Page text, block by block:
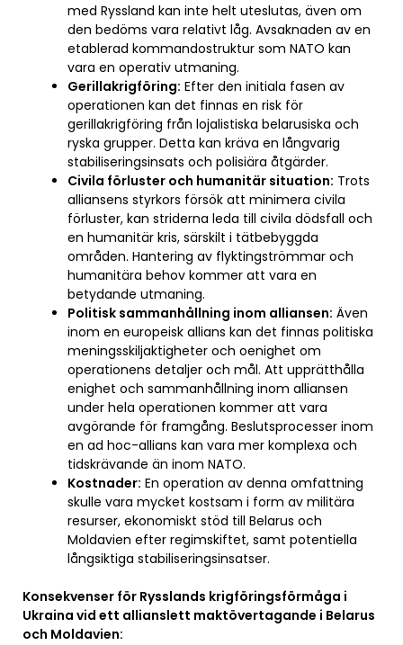
med Ryssland kan inte helt uteslutas, även om
den bedöms vara relativt låg. Avsaknaden av en
etablerad kommandostruktur som NATO kan
vara en operativ utmaning.
Gerillakrigföring: Efter den initiala fasen av
operationen kan det finnas en risk för
gerillakrigföring från lojalistiska belarusiska och
ryska grupper. Detta kan kräva en långvarig
stabiliseringsinsats och polisiära åtgärder.
Civila förluster och humanitär situation: Trots
alliansens styrkors försök att minimera civila
förluster, kan striderna leda till civila dödsfall och
en humanitär kris, särskilt i tätbebyggda
områden. Hantering av flyktingströmmar och
humanitära behov kommer att vara en
betydande utmaning.
Politisk sammanhållning inom alliansen: Även
inom en europeisk allians kan det finnas politiska
meningsskiljaktigheter och oenighet om
operationens detaljer och mål. Att upprätthålla
enighet och sammanhållning inom alliansen
under hela operationen kommer att vara
avgörande för framgång. Beslutsprocesser inom
en ad hoc-allians kan vara mer komplexa och
tidskrävande än inom NATO.
Kostnader: En operation av denna omfattning
skulle vara mycket kostsam i form av militära
resurser, ekonomiskt stöd till Belarus och
Moldavien efter regimskiftet, samt potentiella
långsiktiga stabiliseringsinsatser.
Konsekvenser för Rysslands krigföringsförmåga i
Ukraina vid ett allianslett maktövertagande i Belarus
och Moldavien: